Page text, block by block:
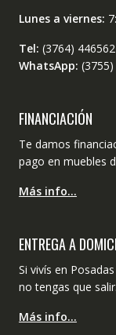
Lunes a viernes:
Tel: (3764) 446562
WhatsApp:
FINANCIACIÓN
Te damos
pago en muebles
Más info…
ENTREGA A
Si vivís en
no tengas que salir.
Más info…